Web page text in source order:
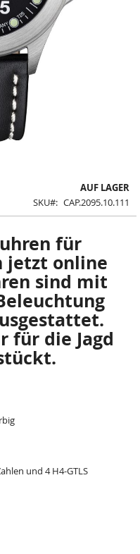
AUF LAGER
SKU
CAP.2095.10.111
für
jetzt online
sind mit
für die Jagd
und 4 H4-GTLS